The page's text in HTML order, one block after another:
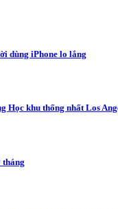
dùng iPhone lo lắng
Học khu thống nhất Los
tháng